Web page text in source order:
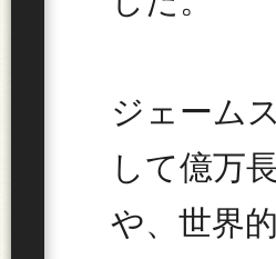
ジェーム
して億万
や、世界